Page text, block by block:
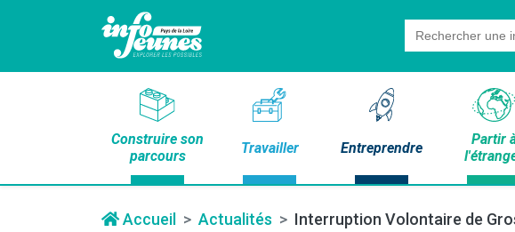
Search
for:
Construire son
parcours
Travailler Entreprendre
Partir
Accueil Actualités Interruption Volontaire de